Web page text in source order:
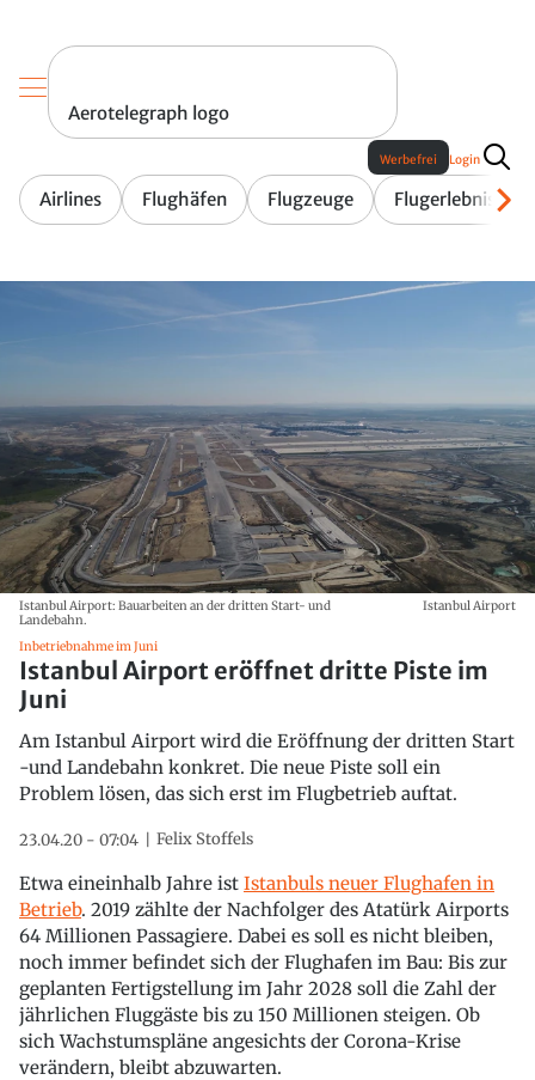
Aerotelegraph logo
Airlines Flughäfen Flugzeuge Flugerlebnis
Werbefrei Login
Istanbul Airport: Bauarbeiten an der dritten Start- und
Landebahn.
Istanbul Airport
Inbetriebnahme im Juni
Istanbul Airport eröffnet dritte Piste im
Juni
Am Istanbul Airport wird die Eröffnung der dritten Start
-und Landebahn konkret. Die neue Piste soll ein
Problem lösen, das sich erst im Flugbetrieb auftat.
23.04.20 - 07:04 Felix Stoffels
Etwa eineinhalb Jahre ist Istanbuls neuer Flughafen in
Betrieb. 2019 zählte der Nachfolger des Atatürk Airports
64 Millionen Passagiere. Dabei es soll es nicht bleiben,
noch immer befindet sich der Flughafen im Bau: Bis zur
geplanten Fertigstellung im Jahr 2028 soll die Zahl der
jährlichen Fluggäste bis zu 150 Millionen steigen. Ob
sich Wachstumspläne angesichts der Corona-Krise
verändern, bleibt abzuwarten.